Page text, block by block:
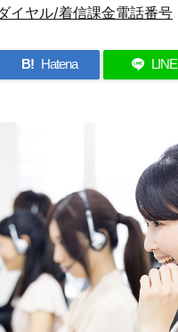
イヤル/着信課金電話番号
B! Hatena LINE